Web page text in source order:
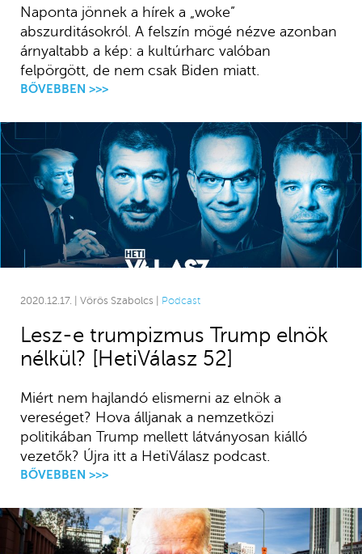
Naponta jönnek a hírek a „woke”
abszurditásokról. A felszín mögé nézve azonban
árnyaltabb a kép: a kultúrharc valóban
felpörgött, de nem csak Biden miatt.
BŐVEBBEN >>>
2020.12.17. | Vörös Szabolcs | Podcast
Lesz-e trumpizmus Trump elnök
nélkül? [HetiVálasz 52]
Miért nem hajlandó elismerni az elnök a
vereséget? Hova álljanak a nemzetközi
politikában Trump mellett látványosan kiálló
vezetők? Újra itt a HetiVálasz podcast.
BŐVEBBEN >>>